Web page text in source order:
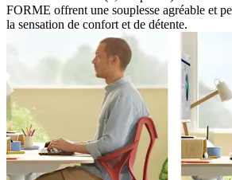
FORME offrent une souplesse agréable et
la sensation de confort et de détente.